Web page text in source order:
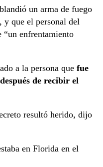
un arma de fuego
y que el personal del
“un enfrentamiento
a la persona que fue
de recibir el
resultó herido, dijo
en Florida en el